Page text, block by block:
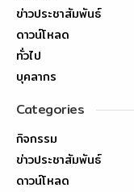
ข่าวประชาสัมพันธ์
ดาวน์โหลด
ทั่วไป
บุคลากร
Categories
กิจกรรม
ข่าวประชาสัมพันธ์
ดาวน์โหลด